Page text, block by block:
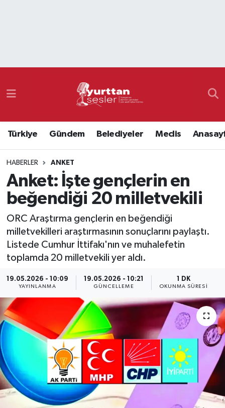
Türkiye Gündem Belediyeler Meclis
HABERLER ANKET
Anket: İşte gençlerin en
beğendiği 20 milletvekili
ORC Araştırma gençlerin en beğendiği
milletvekilleri araştırmasının sonuçlarını paylaştı.
Listede Cumhur İttifakı'nın ve muhalefetin
toplamda 20 milletvekili yer aldı.
19.05.2026 - 10:09
YAYINLANMA
19.05.2026 - 10:21
GÜNCELLEME
1 DK
OKUNMA SÜRESI
Namaz Vakitleri
Süper Lig Puan Durumu ve Fikstür
Tüm Manşetler
Son Dakika Haberleri
Haber Arşivi